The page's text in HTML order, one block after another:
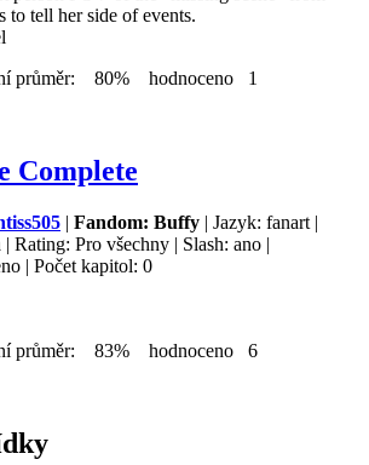
tell her side of events.
průměr: 80% hodnoceno 1
Complete
| Fandom: Buffy | Jazyk: fanart |
Rating: Pro všechny | Slash: ano |
| Počet kapitol: 0
průměr: 83% hodnoceno 6